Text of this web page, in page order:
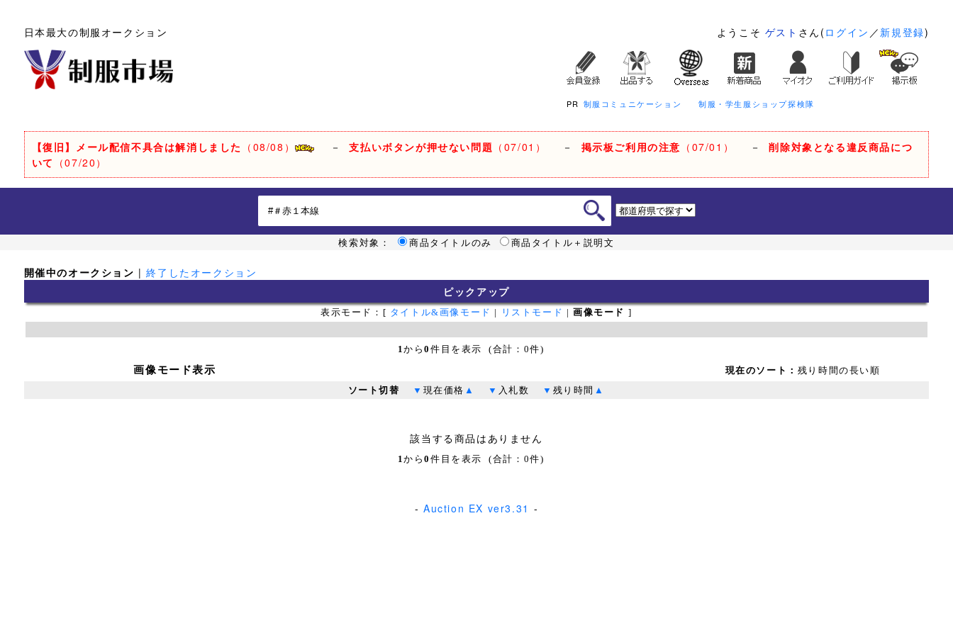
日本最大の制服オークション ようこそ ゲスト さん( ログイン ／ 新規登録)
PR 制服コミュニケーション 制服・学生服ショップ探検隊
【復旧】メール配信不具合は解消しました （08/08） －支払いボタンが押せない問題 （07/01） － 掲示板ご利用の注意 （07/01） －削除対象となる違反商品につ
いて （07/20）
検索対象： 商品タイトルのみ 商品タイトル＋説明文
開催中のオークション |終了したオークション
ピックアップ
表示モード：[ タイトル&画像モード | リストモード |画像モード ]
1から0件目を表示 (合計：0件)
画像モード表示 現在のソート： 残り時間の長い順
ソート切替
▼ 現在価格 ▲ ▼ 入札数 ▼ 残り時間 ▲
該当する商品はありません
1から0件目を表示 (合計：0件)
-Auction EX ver3.31 -